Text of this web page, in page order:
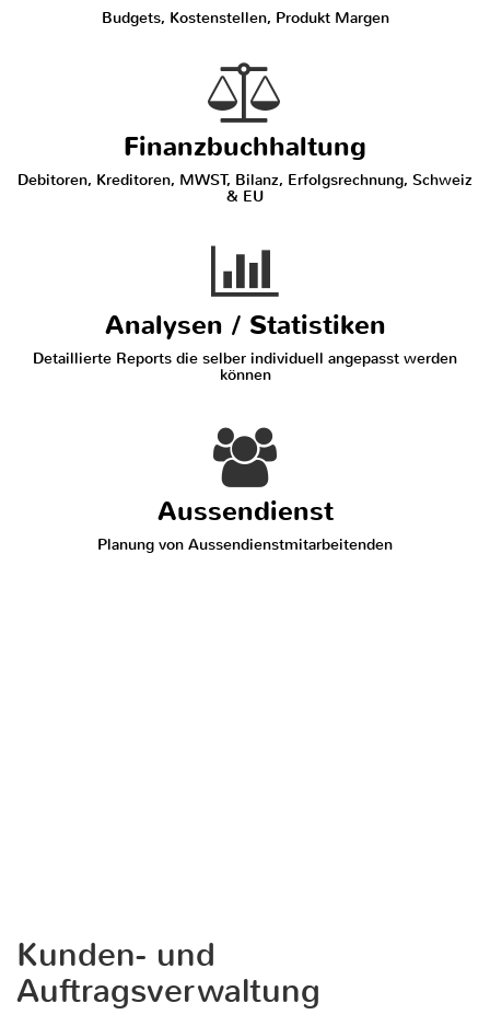
Budgets, Kostenstellen, Produkt Margen
Finanzbuchhaltung
Debitoren, Kreditoren, MWST, Bilanz, Erfolgsrechnung, Schweiz
& EU
Analysen / Statistiken
Detaillierte Reports die selber individuell angepasst werden
können
Aussendienst
Planung von Aussendienstmitarbeitenden
Kunden- und
Auftragsverwaltung